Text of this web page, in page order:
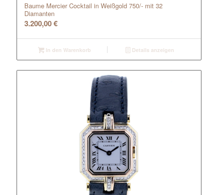
Baume Mercier Cocktail in Weißgold 750/- mit 32
Diamanten
3.200,00€
In den Warenkorb Details anzeigen